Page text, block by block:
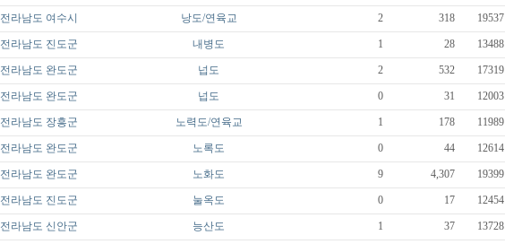
전라남도 여수시 낭도/연육교 2 318 19537
전라남도 진도군 내병도 1 28 13488
전라남도 완도군 넙도 2 532 17319
전라남도 완도군 넙도 0 31 12003
전라남도 장흥군 노력도/연육교 1 178 11989
전라남도 완도군 노록도 0 44 12614
전라남도 완도군 노화도 9 4,307 19399
전라남도 진도군 눌옥도 0 17 12454
전라남도 신안군 능산도 1 37 13728